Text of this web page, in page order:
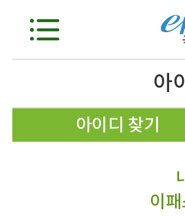
아
아이디 찾기
이